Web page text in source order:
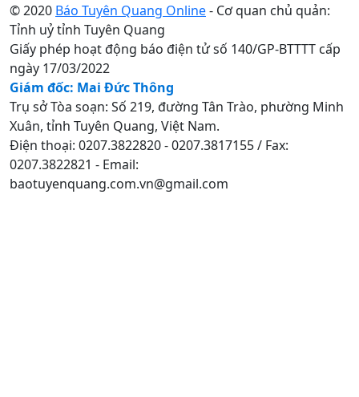
© 2020 Báo Tuyên Quang Online- Cơ quan chủ quản:
Tỉnh uỷ tỉnh Tuyên Quang
Giấy phép hoạt động báo điện tử số 140/GP-BTTTT cấp
ngày 17/03/2022
Giám đốc: Mai Đức Thông
Trụ sở Tòa soạn: Số 219, đường Tân Trào, phường Minh
Xuân, tỉnh Tuyên Quang, Việt Nam.
Điện thoại: 0207.3822820 - 0207.3817155 / Fax:
0207.3822821 - Email:
baotuyenquang.com.vn@gmail.com